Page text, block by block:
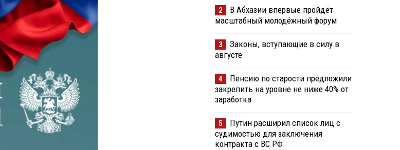
2
В Абхазии впервые пройдёт
масштабный молодёжный форум
3
Законы, вступающие в силу в
августе
4
Пенсию по старости предложили
закрепить на уровне не ниже 40% от
заработка
5
Путин расширил список лиц с
судимостью для заключения
контракта с ВС РФ